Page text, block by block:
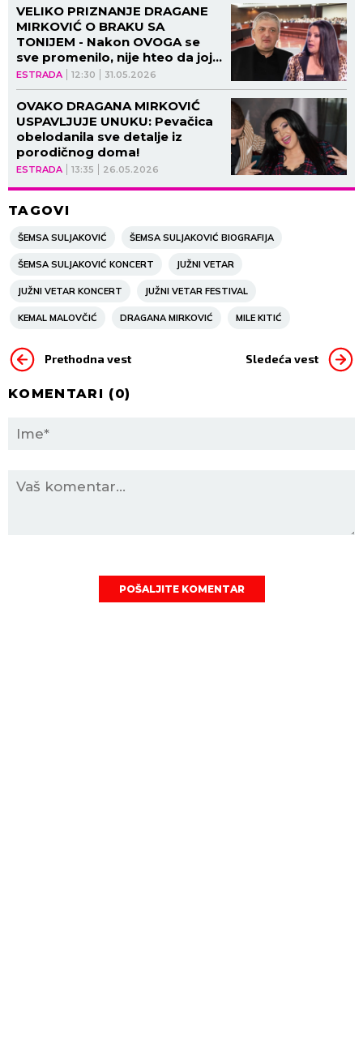
ESTRADA 12:30 31.05.2026
VELIKO PRIZNANJE DRAGANE
MIRKOVIĆ O BRAKU SA
TONIJEM - Nakon OVOGA se
sve promenilo, nije hteo da joj
pomogne!
ESTRADA 13:35 26.05.2026
OVAKO DRAGANA MIRKOVIĆ
USPAVLJUJE UNUKU: Pevačica
obelodanila sve detalje iz
porodičnog doma!
TAGOVI
ŠEMSA SULJAKOVIĆ ŠEMSA SULJAKOVIĆ BIOGRAFIJA
ŠEMSA SULJAKOVIĆ KONCERT JUŽNI VETAR
JUŽNI VETAR KONCERT JUŽNI VETAR FESTIVAL
KEMAL MALOVČIĆ DRAGANA MIRKOVIĆ MILE KITIĆ
Prethodna vest Sledeća vest
KOMENTARI (0)
POŠALJITE KOMENTAR